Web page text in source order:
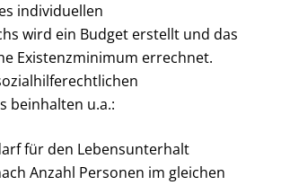
individuellen
wird ein Budget erstellt und das
Existenzminimum errechnet.
beinhalten u.a.:
für den Lebensunterhalt
Anzahl Personen im gleichen